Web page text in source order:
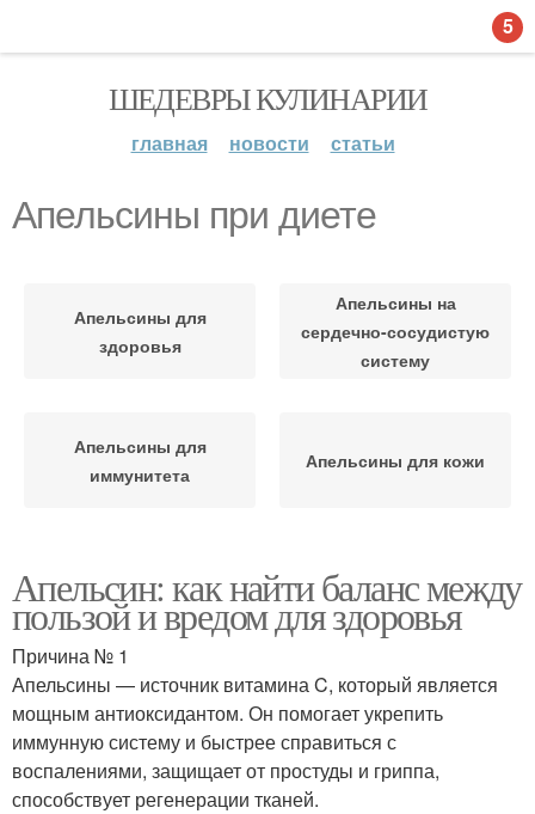
ШЕДЕВРЫ КУЛИНАРИИ
главная новости статьи
Апельсины при диете
Апельсины для
здоровья
Апельсины на
сердечно-сосудистую
систему
Апельсины для
иммунитета
Апельсины для кожи
Апельсин: как найти баланс между
пользой и вредом для здоровья
Причина № 1
Апельсины — источник витамина C, который является
мощным антиоксидантом. Он помогает укрепить
иммунную систему и быстрее справиться с
воспалениями, защищает от простуды и гриппа,
способствует регенерации тканей.
5